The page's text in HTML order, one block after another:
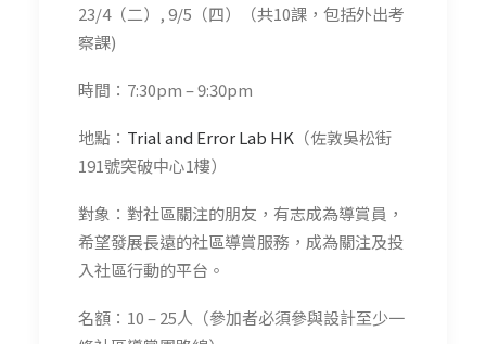
23/4（二）, 9/5（四）（共10課，包括外出考
察課)
時間：7:30pm – 9:30pm
地點： Trial and Error Lab HK （佐敦吳松街
191號突破中心1樓）
對象：對社區關注的朋友，有志成為導賞員，
希望發展長遠的社區導賞服務，成為關注及投
入社區行動的平台。
名額：10 – 25人（參加者必須參與設計至少一